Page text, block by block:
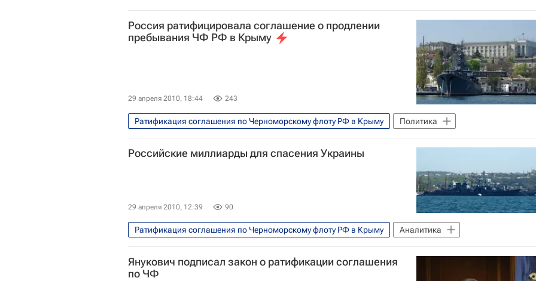
Россия ратифицировала соглашение о продлении
пребывания ЧФ РФ в Крыму
29 апреля 2010, 18:44 243
Ратификация соглашения по Черноморскому флоту РФ в Крыму Политика
Российские миллиарды для спасения Украины
29 апреля 2010, 12:39 90
Ратификация соглашения по Черноморскому флоту РФ в Крыму Аналитика
Янукович подписал закон о ратификации соглашения
по ЧФ